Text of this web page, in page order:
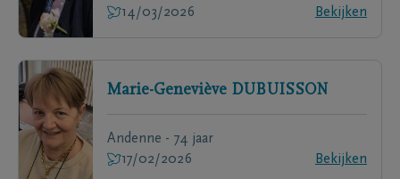
14/03/2026
Bekijken
Marie-Geneviève DUBUISSON
Andenne - 74 jaar
17/02/2026
Bekijken